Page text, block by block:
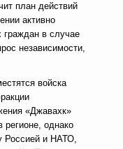
план действий
активно
в случае
независимости,
войска
«Джавахк»
регионе, однако
Россией и НАТО,